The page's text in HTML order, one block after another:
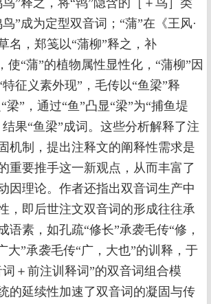
”成为定型双音词；“蒲”在《王风·
名，郑笺以“蒲柳”释之，补
使“蒲”的植物属性显性化，“蒲柳”因
征义素外现”，毛传以“鱼梁”释
“梁”，通过“鱼”凸显“梁”为“捕鱼堤
果“鱼梁”成词。这些分析解释了注
机制，提出注释文的阐释性需求是
重要推手这一新观点，从而丰富了
因理论。作者还指出双音词生产中
，即后世注文双音词的形成往往承
语素，如孔疏“修长”承袭毛传“修，
大”承袭毛传“广，大也”的训释，于
＋前注训释词”的双音词组合模
的延续性加速了双音词的凝固与传